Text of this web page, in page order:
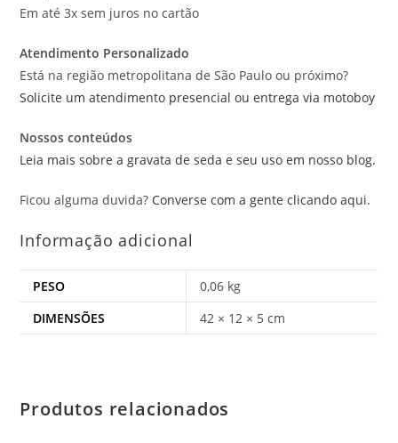
Em até 3x sem juros no cartão
Atendimento Personalizado
Está na região metropolitana de São Paulo ou próximo?
Solicite um atendimento presencial ou entrega via motoboy
Nossos conteúdos
Leia mais sobre a gravata de seda e seu uso em nosso blog.
Ficou alguma duvida? Converse com a gente clicando aqui.
Informação adicional
PESO
0,06 kg
DIMENSÕES
42 × 12 × 5 cm
Produtos relacionados